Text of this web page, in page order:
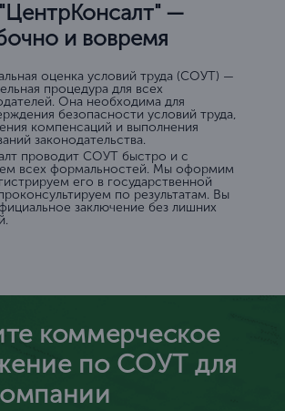
—
и вовремя
оценка условий труда (СОУТ) —
процедура для всех
Она необходима для
безопасности условий труда,
компенсаций и выполнения
законодательства.
проводит СОУТ быстро и с
всех формальностей. Мы оформим
его в государственной
по результатам. Вы
заключение без лишних
коммерческое
по СОУТ для